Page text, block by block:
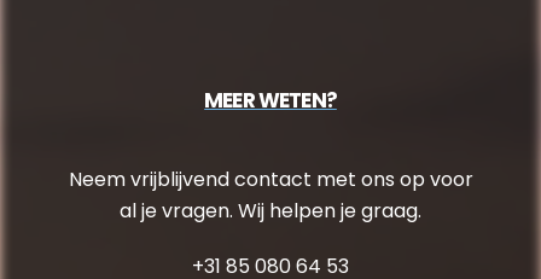
MEER WETEN?
Neem vrijblijvend contact met ons op voor
al je vragen. Wij helpen je graag.
+31 85 080 64 53